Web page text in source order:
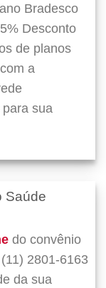
Bradesco
Desconto
de planos
a
sua
Saúde
do convênio
2801-6163
da sua